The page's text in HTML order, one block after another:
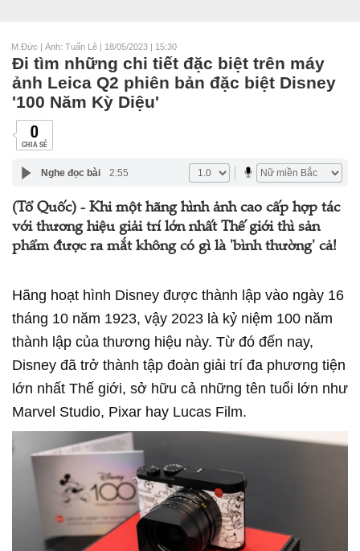
M.Đức | Ảnh: Tuấn Lê | 18/05/2023 | 15:30
Đi tìm những chi tiết đặc biệt trên máy
ảnh Leica Q2 phiên bản đặc biệt Disney
'100 Năm Kỳ Diệu'
0
CHIA SẺ
Nghe đọc bài 2:55
(Tổ Quốc) - Khi một hãng hình ảnh cao cấp hợp tác
với thương hiệu giải trí lớn nhất Thế giới thì sản
phẩm được ra mắt không có gì là 'bình thường' cả!
Hãng hoạt hình Disney được thành lập vào ngày 16
tháng 10 năm 1923, vậy 2023 là kỷ niệm 100 năm
thành lập của thương hiệu này. Từ đó đến nay,
Disney đã trở thành tập đoàn giải trí đa phương tiện
lớn nhất Thế giới, sở hữu cả những tên tuổi lớn như
Marvel Studio, Pixar hay Lucas Film.